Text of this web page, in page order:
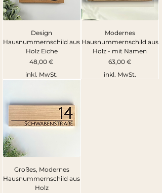
Design
Hausnummernschild aus
Holz Eiche
Preis
48,00 €
inkl. MwSt.
Modernes
Hausnummernschild aus
Holz - mit Namen
Preis
63,00 €
inkl. MwSt.
Großes, Modernes
Hausnummernschild aus
Holz